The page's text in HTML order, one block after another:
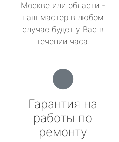
Москве или области -
наш мастер в любом
случае будет у Вас в
течении часа.
Гарантия на
работы по
ремонту